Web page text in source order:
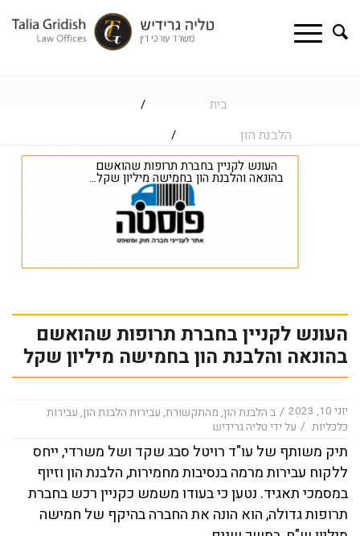
בית /
הלבנת הון
/
העונש לקניין בחברת תרופות שהואשם
בהונאה והלבנת הון בחמישה מיליון שקל...
העונש לקניין בחברת תרופות שהואשם
בהונאה והלבנת הון בחמישה מיליון שקל
יוני 10, 2023 / ב הלבנת הון, מהתקשורת, עבירות הלבנת הון, עבירות
כלכליות / על ידי טליה גרידיש
תיק משותף של עו"ד רויטל סבג שקד ושל משרדי, ייחס
ללקוח עבירות מרמה בנסיבות מחמירות, הלבנת הון וזיוף
במסמכי תאגיד. נטען כי בעודו משמש כקניין רכש בחברת
תרופות גדולה, הוא הונה את החברה בהיקף של חמישה